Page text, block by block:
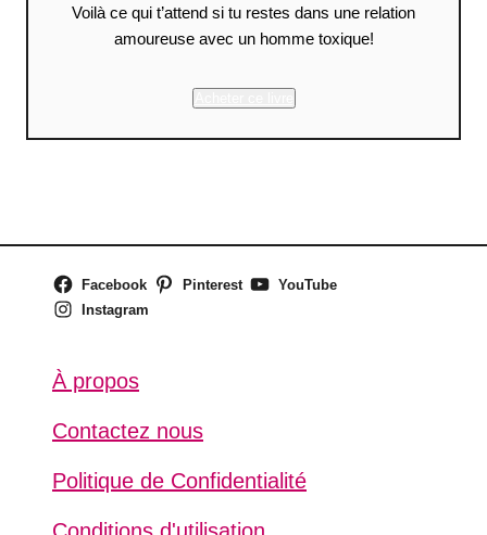
Voilà ce qui t’attend si tu restes dans une relation
amoureuse avec un homme toxique!
Facebook Pinterest
YouTube
Instagram
À propos
Contactez nous
Politique de Confidentialité